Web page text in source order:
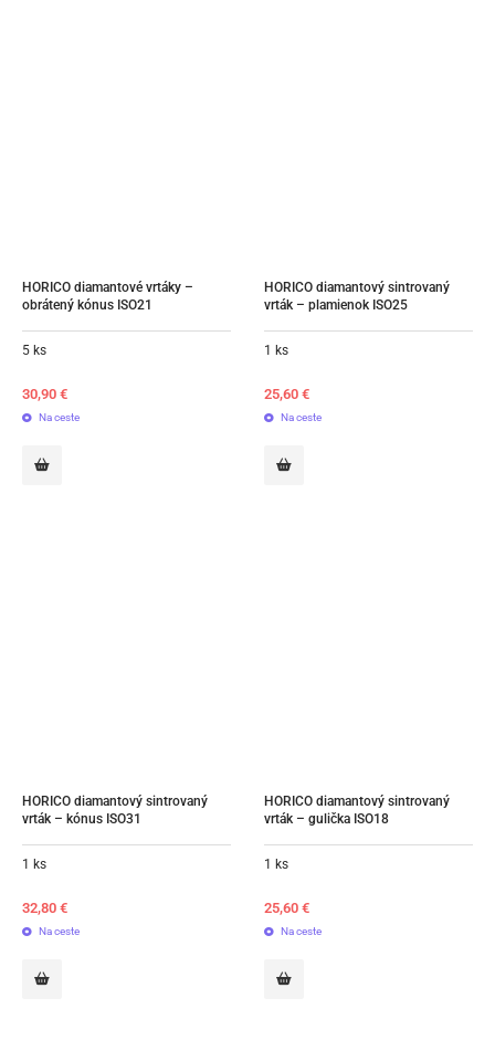
HORICO diamantové vrtáky –
obrátený kónus ISO21
5 ks
30,90 €
Na ceste
HORICO diamantový sintrovaný
vrták – plamienok ISO25
1 ks
25,60 €
Na ceste
HORICO diamantový sintrovaný
vrták – kónus ISO31
1 ks
32,80 €
Na ceste
HORICO diamantový sintrovaný
vrták – gulička ISO18
1 ks
25,60 €
Na ceste